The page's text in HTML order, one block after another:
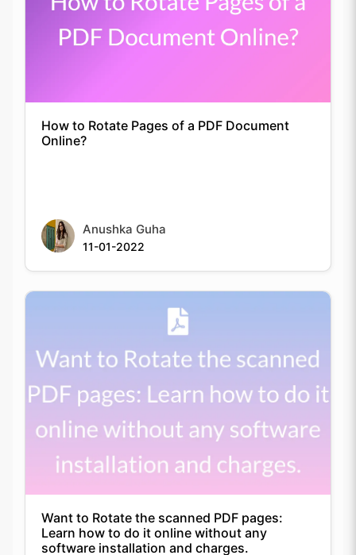
How to Rotate Pages of a PDF Document
Online?
Anushka Guha
11-01-2022
Want to Rotate the scanned PDF pages:
Learn how to do it online without any
software installation and charges.